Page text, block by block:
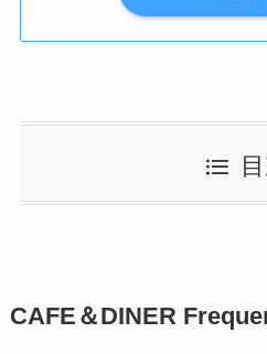
CAFE＆DINER